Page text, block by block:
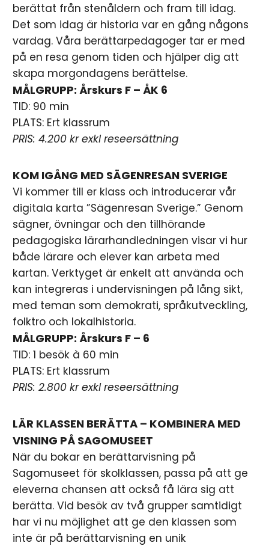
berättat från stenåldern och fram till idag.
Det som idag är historia var en gång någons
vardag. Våra berättarpedagoger tar er med
på en resa genom tiden och hjälper dig att
skapa morgondagens berättelse.
MÅLGRUPP: Årskurs F – ÅK 6
TID: 90 min
PLATS: Ert klassrum
PRIS: 4.200 kr exkl reseersättning
KOM IGÅNG MED SÄGENRESAN SVERIGE
Vi kommer till er klass och introducerar vår
digitala karta ”Sägenresan Sverige.” Genom
sägner, övningar och den tillhörande
pedagogiska lärarhandledningen visar vi hur
både lärare och elever kan arbeta med
kartan. Verktyget är enkelt att använda och
kan integreras i undervisningen på lång sikt,
med teman som demokrati, språkutveckling,
folktro och lokalhistoria.
MÅLGRUPP: Årskurs F – 6
TID: 1 besök à 60 min
PLATS: Ert klassrum
PRIS: 2.800 kr exkl reseersättning
LÄR KLASSEN BERÄTTA – KOMBINERA MED
VISNING PÅ SAGOMUSEET
När du bokar en berättarvisning på
Sagomuseet för skolklassen, passa på att ge
eleverna chansen att också få lära sig att
berätta. Vid besök av två grupper samtidigt
har vi nu möjlighet att ge den klassen som
inte är på berättarvisning en unik